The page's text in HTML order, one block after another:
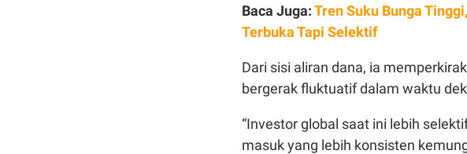
Baca Juga:Tren Suku Bunga
Terbuka Tapi Selektif
Dari sisi aliran dana, ia
bergerak fluktuatif dalam waktu
“Investor global saat ini lebih
masuk yang lebih konsisten